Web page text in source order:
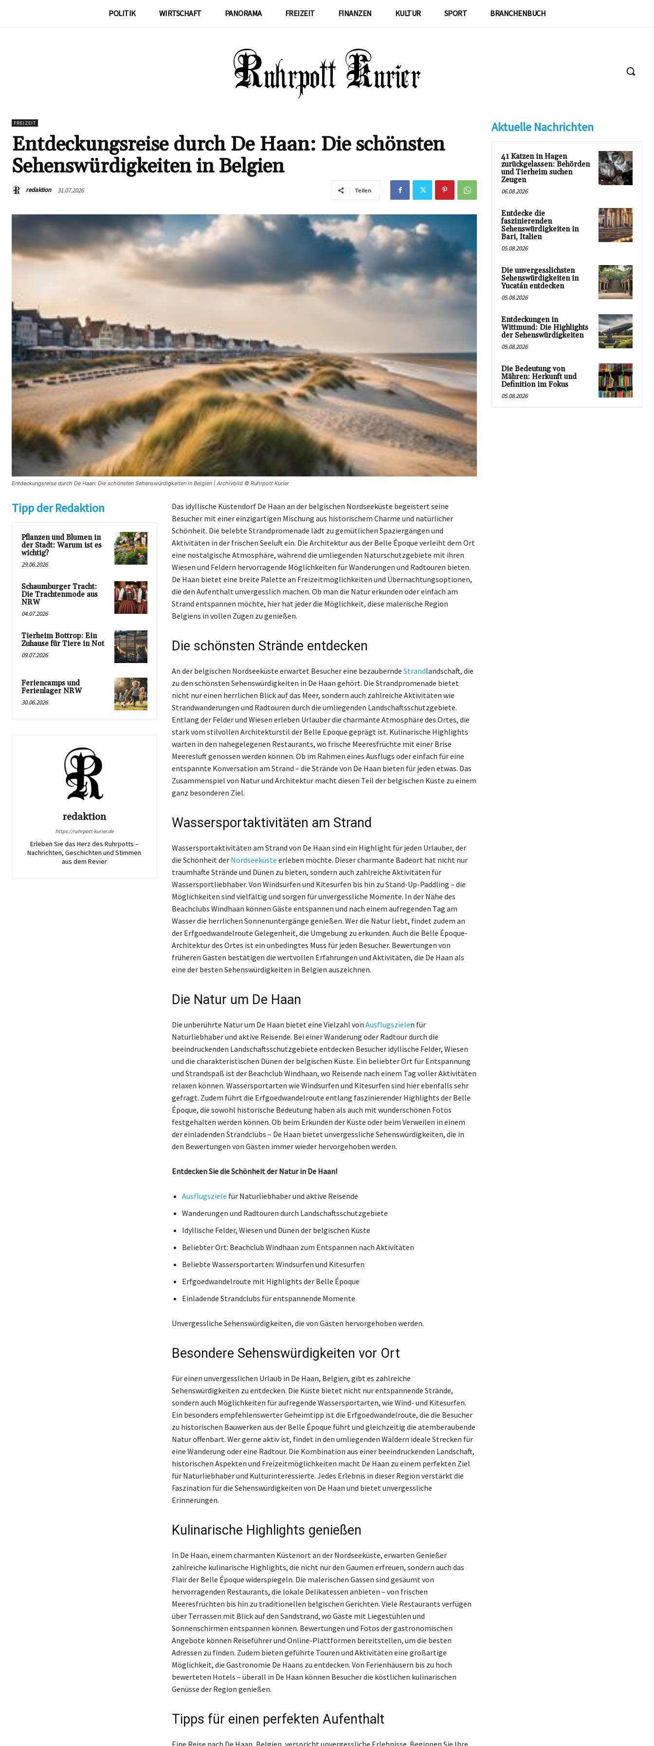
POLITIK WIRTSCHAFT PANORAMA FREIZEIT FINANZEN KULTUR SPORT BRANCHENBUCH
FREIZEIT
Entdeckungsreise durch De Haan: Die schönsten
Sehenswürdigkeiten in Belgien
redaktion 31.07.2026 Teilen
Entdeckungsreise durch De Haan: Die schönsten Sehenswürdigkeiten in Belgien | Archivbild © Ruhrpott Kurier
Tipp der Redaktion
Pflanzen und Blumen in
der Stadt: Warum ist es
wichtig?
29.06.2026
Schaumburger Tracht:
Die Trachtenmode aus
NRW
04.07.2026
Tierheim Bottrop: Ein
Zuhause für Tiere in Not
09.07.2026
Feriencamps und
Ferienlager NRW
30.06.2026
redaktion
https://ruhrpott-kurier.de
Erleben Sie das Herz des Ruhrpotts –
Nachrichten, Geschichten und Stimmen
aus dem Revier
Das idyllische Küstendorf De Haan an der belgischen Nordseeküste begeistert seine
Besucher mit einer einzigartigen Mischung aus historischem Charme und natürlicher
Schönheit. Die belebte Strandpromenade lädt zu gemütlichen Spaziergängen und
Aktivitäten in der frischen Seeluft ein. Die Architektur aus der Belle Époque verleiht dem Ort
eine nostalgische Atmosphäre, während die umliegenden Naturschutzgebiete mit ihren
Wiesen und Feldern hervorragende Möglichkeiten für Wanderungen und Radtouren bieten.
De Haan bietet eine breite Palette an Freizeitmöglichkeiten und Übernachtungsoptionen,
die den Aufenthalt unvergesslich machen. Ob man die Natur erkunden oder einfach am
Strand entspannen möchte, hier hat jeder die Möglichkeit, diese malerische Region
Belgiens in vollen Zügen zu genießen.
Die schönsten Strände entdecken
An der belgischen Nordseeküste erwartet Besucher eine bezaubernde Strandlandschaft, die
zu den schönsten Sehenswürdigkeiten in De Haan gehört. Die Strandpromenade bietet
nicht nur einen herrlichen Blick auf das Meer, sondern auch zahlreiche Aktivitäten wie
Strandwanderungen und Radtouren durch die umliegenden Landschaftsschutzgebiete.
Entlang der Felder und Wiesen erleben Urlauber die charmante Atmosphäre des Ortes, die
stark vom stilvollen Architekturstil der Belle Epoque geprägt ist. Kulinarische Highlights
warten in den nahegelegenen Restaurants, wo frische Meeresfrüchte mit einer Brise
Meeresluft genossen werden können. Ob im Rahmen eines Ausflugs oder einfach für eine
entspannte Konversation am Strand – die Strände von De Haan bieten für jeden etwas. Das
Zusammenspiel von Natur und Architektur macht diesen Teil der belgischen Küste zu einem
ganz besonderen Ziel.
Wassersportaktivitäten am Strand
Wassersportaktivitäten am Strand von De Haan sind ein Highlight für jeden Urlauber, der
die Schönheit der Nordseeküste erleben möchte. Dieser charmante Badeort hat nicht nur
traumhafte Strände und Dünen zu bieten, sondern auch zahlreiche Aktivitäten für
Wassersportliebhaber. Von Windsurfen und Kitesurfen bis hin zu Stand-Up-Paddling – die
Möglichkeiten sind vielfältig und sorgen für unvergessliche Momente. In der Nähe des
Beachclubs Windhaan können Gäste entspannen und nach einem aufregenden Tag am
Wasser die herrlichen Sonnenuntergänge genießen. Wer die Natur liebt, findet zudem an
der Erfgoedwandelroute Gelegenheit, die Umgebung zu erkunden. Auch die Belle Époque-
Architektur des Ortes ist ein unbedingtes Muss für jeden Besucher. Bewertungen von
früheren Gästen bestätigen die wertvollen Erfahrungen und Aktivitäten, die De Haan als
eine der besten Sehenswürdigkeiten in Belgien auszeichnen.
Die Natur um De Haan
Die unberührte Natur um De Haan bietet eine Vielzahl von Ausflugszielen für
Naturliebhaber und aktive Reisende. Bei einer Wanderung oder Radtour durch die
beeindruckenden Landschaftsschutzgebiete entdecken Besucher idyllische Felder, Wiesen
und die charakteristischen Dünen der belgischen Küste. Ein beliebter Ort für Entspannung
und Strandspaß ist der Beachclub Windhaan, wo Reisende nach einem Tag voller Aktivitäten
relaxen können. Wassersportarten wie Windsurfen und Kitesurfen sind hier ebenfalls sehr
gefragt. Zudem führt die Erfgoedwandelroute entlang faszinierender Highlights der Belle
Époque, die sowohl historische Bedeutung haben als auch mit wunderschönen Fotos
festgehalten werden können. Ob beim Erkunden der Küste oder beim Verweilen in einem
der einladenden Strandclubs – De Haan bietet unvergessliche Sehenswürdigkeiten, die in
den Bewertungen von Gästen immer wieder hervorgehoben werden.
Entdecken Sie die Schönheit der Natur in De Haan!
Ausflugsziele für Naturliebhaber und aktive Reisende
Wanderungen und Radtouren durch Landschaftsschutzgebiete
Idyllische Felder, Wiesen und Dünen der belgischen Küste
Beliebter Ort: Beachclub Windhaan zum Entspannen nach Aktivitäten
Beliebte Wassersportarten: Windsurfen und Kitesurfen
Erfgoedwandelroute mit Highlights der Belle Époque
Einladende Strandclubs für entspannende Momente
Unvergessliche Sehenswürdigkeiten, die von Gästen hervorgehoben werden.
Besondere Sehenswürdigkeiten vor Ort
Für einen unvergesslichen Urlaub in De Haan, Belgien, gibt es zahlreiche
Sehenswürdigkeiten zu entdecken. Die Küste bietet nicht nur entspannende Strände,
sondern auch Möglichkeiten für aufregende Wassersportarten, wie Wind- und Kitesurfen.
Ein besonders empfehlenswerter Geheimtipp ist die Erfgoedwandelroute, die die Besucher
zu historischen Bauwerken aus der Belle Époque führt und gleichzeitig die atemberaubende
Natur offenbart. Wer gerne aktiv ist, findet in den umliegenden Wäldern ideale Strecken für
eine Wanderung oder eine Radtour. Die Kombination aus einer beeindruckenden Landschaft,
historischen Aspekten und Freizeitmöglichkeiten macht De Haan zu einem perfekten Ziel
für Naturliebhaber und Kulturinteressierte. Jedes Erlebnis in dieser Region verstärkt die
Faszination für die Sehenswürdigkeiten von De Haan und bietet unvergessliche
Erinnerungen.
Kulinarische Highlights genießen
In De Haan, einem charmanten Küstenort an der Nordseeküste, erwarten Genießer
zahlreiche kulinarische Highlights, die nicht nur den Gaumen erfreuen, sondern auch das
Flair der Belle Époque widerspiegeln. Die malerischen Gassen sind gesäumt von
hervorragenden Restaurants, die lokale Delikatessen anbieten – von frischen
Meeresfrüchten bis hin zu traditionellen belgischen Gerichten. Viele Restaurants verfügen
über Terrassen mit Blick auf den Sandstrand, wo Gäste mit Liegestühlen und
Sonnenschirmen entspannen können. Bewertungen und Fotos der gastronomischen
Angebote können Reiseführer und Online-Plattformen bereitstellen, um die besten
Adressen zu finden. Zudem bieten geführte Touren und Aktivitäten eine großartige
Möglichkeit, die Gastronomie De Haans zu entdecken. Von Ferienhäusern bis zu hoch
bewerteten Hotels – überall in De Haan können Besucher die köstlichen kulinarischen
Genüsse der Region genießen.
Tipps für einen perfekten Aufenthalt
Eine Reise nach De Haan, Belgien, verspricht unvergessliche Erlebnisse. Beginnen Sie Ihre
Aktuelle Nachrichten
41 Katzen in Hagen
zurückgelassen: Behörden
und Tierheim suchen
Zeugen
06.08.2026
Entdecke die
faszinierenden
Sehenswürdigkeiten in
Bari, Italien
05.08.2026
Die unvergesslichsten
Sehenswürdigkeiten in
Yucatán entdecken
05.08.2026
Entdeckungen in
Wittmund: Die Highlights
der Sehenswürdigkeiten
05.08.2026
Die Bedeutung von
Mähren: Herkunft und
Definition im Fokus
05.08.2026